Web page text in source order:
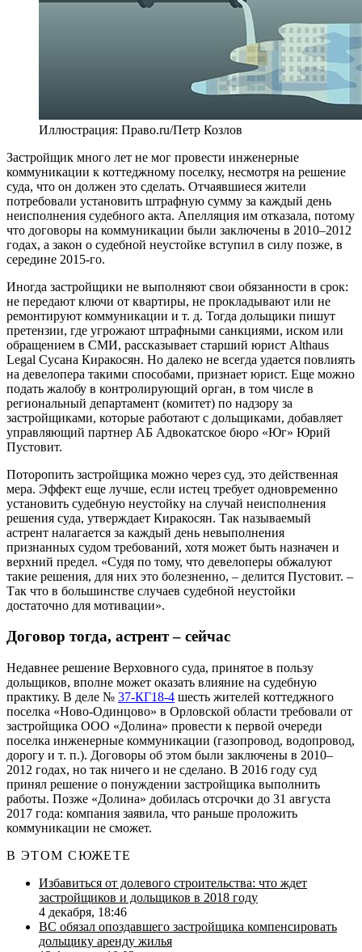
Иллюстрация: Право.ru/Петр Козлов
Застройщик много лет не мог провести инженерные
коммуникации к коттеджному поселку, несмотря на решение
суда, что он должен это сделать. Отчаявшиеся жители
потребовали установить штрафную сумму за каждый день
неисполнения судебного акта. Апелляция им отказала, потому
что договоры на коммуникации были заключены в 2010–2012
годах, а закон о судебной неустойке вступил в силу позже, в
середине 2015-го.
Иногда застройщики не выполняют свои обязанности в срок:
не передают ключи от квартиры, не прокладывают или не
ремонтируют коммуникации и т. д. Тогда дольщики пишут
претензии, где угрожают штрафными санкциями, иском или
обращением в СМИ, рассказывает старший юрист Althaus
Legal Сусана Киракосян. Но далеко не всегда удается повлиять
на девелопера такими способами, признает юрист. Еще можно
подать жалобу в контролирующий орган, в том числе в
региональный департамент (комитет) по надзору за
застройщиками, которые работают с дольщиками, добавляет
управляющий партнер АБ Адвокатское бюро «Юг» Юрий
Пустовит.
Поторопить застройщика можно через суд, это действенная
мера. Эффект еще лучше, если истец требует одновременно
установить судебную неустойку на случай неисполнения
решения суда, утверждает Киракосян. Так называемый
астрент налагается за каждый день невыполнения
признанных судом требований, хотя может быть назначен и
верхний предел. «Судя по тому, что девелоперы обжалуют
такие решения, для них это болезненно, – делится Пустовит. –
Так что в большинстве случаев судебной неустойки
достаточно для мотивации».
Договор тогда, астрент – сейчас
Недавнее решение Верховного суда, принятое в пользу
дольщиков, вполне может оказать влияние на судебную
практику. В деле № 37-КГ18-4 шесть жителей коттеджного
поселка «Ново-Одинцово» в Орловской области требовали от
застройщика ООО «Долина» провести к первой очереди
поселка инженерные коммуникации (газопровод, водопровод,
дорогу и т. п.). Договоры об этом были заключены в 2010–
2012 годах, но так ничего и не сделано. В 2016 году суд
принял решение о понуждении застройщика выполнить
работы. Позже «Долина» добилась отсрочки до 31 августа
2017 года: компания заявила, что раньше проложить
коммуникации не сможет.
В ЭТОМ СЮЖЕТЕ
Избавиться от долевого строительства: что ждет
застройщиков и дольщиков в 2018 году
4 декабря, 18:46
ВС обязал опоздавшего застройщика компенсировать
дольщику аренду жилья